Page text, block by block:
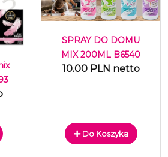
SPRAY DO DOMU
MIX 200ML B6540
10.00 PLN netto
Do Koszyka